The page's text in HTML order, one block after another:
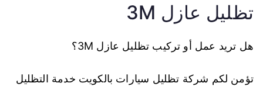
تظليل عازل 3M
هل تريد عمل أو تركيب تظليل عازل 3M؟
تؤمن لكم شركة تظليل سيارات بالكويت خدمة التظليل